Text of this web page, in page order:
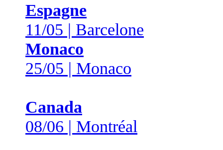
Espagne
11/05 | Barcelone
Monaco
25/05 | Monaco
Canada
08/06 | Montréal